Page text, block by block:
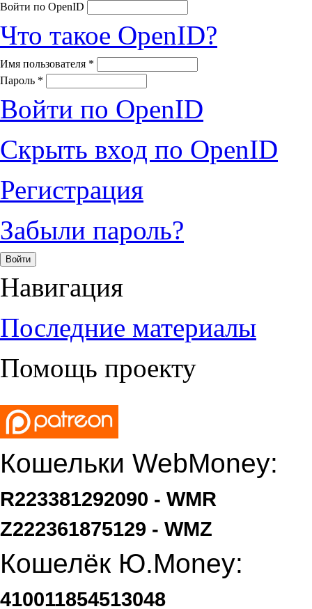
Войти по OpenID
Что такое OpenID?
Имя пользователя *
Пароль *
Войти по OpenID
Скрыть вход по OpenID
Регистрация
Забыли пароль?
Навигация
Последние материалы
Помощь проекту
Кошельки WebMoney:
R223381292090 - WMR
Z222361875129 - WMZ
Кошелёк Ю.Money:
410011854513048